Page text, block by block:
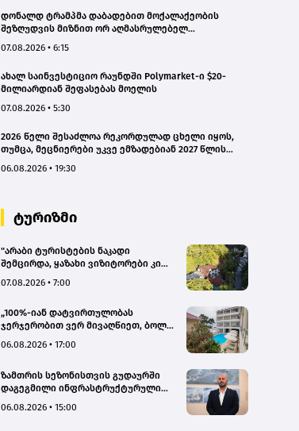
დონალდ ტრამპმა დაბადებით მოქალაქეობის
შეზღუდვის მიზნით ორ აღმასრულებელ
07.08.2026 • 6:15
ახალ საინვესტიციო რაუნდში Polymarket-ი $20-
მილიარდიან შეფასებას მოელის
07.08.2026 • 5:30
2026 წელი შესაძლოა რეკორდულად ცხელი იყოს,
თუმცა, მეცნიერები უკვე ემზადებიან 2027 წლის
06.08.2026 • 19:30
ტურიზმი
"არაბი ტურისტების ნაკადი
შემცირდა, ყაზახი ვიზიტორები კი
Hotel
07.08.2026 • 7:00
„100%-იან დატვირთულობას
ჯერჯერობით ვერ მივაღწიეთ, ბოლო
გაუქმდა“ - Kobuleti Beach Club
06.08.2026 • 17:00
ზამთრის სეზონისთვის გუდაურში
დაგეგმილი ინფრასტრუქტურული
გუდაურის ტურისტული
06.08.2026 • 15:00